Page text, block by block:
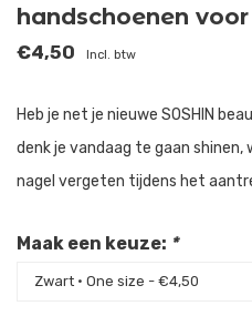
handschoenen
€4,50 Incl. btw
Heb je net je nieuwe SOSHIN
denk je vandaag te gaan
nagel vergeten tijdens het
Maak een keuze: *